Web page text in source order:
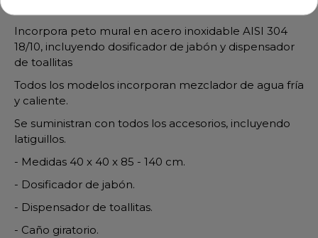
Incorpora peto mural en acero inoxidable AISI 304
18/10, incluyendo dosificador de jabón y dispensador
de toallitas
Todos los modelos incorporan mezclador de agua fría
y caliente.
Se suministran con todos los accesorios, incluyendo
latiguillos.
- Medidas 40 x 40 x 85 - 140 cm.
- Dosificador de jabón.
- Dispensador de toallitas.
- Caño giratorio.